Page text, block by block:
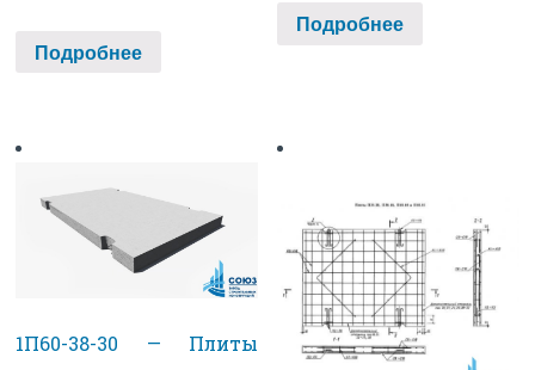
Подробнее
Подробнее
1П60-38-30 — Плиты